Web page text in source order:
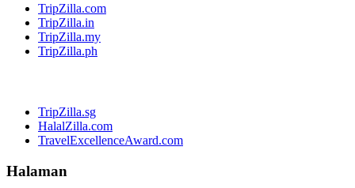
TripZilla.com
TripZilla.in
TripZilla.my
TripZilla.ph
TripZilla.sg
HalalZilla.com
TravelExcellenceAward.com
Halaman